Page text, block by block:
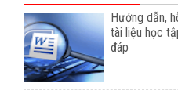
Hướng dẫn,
tài liệu học
đáp